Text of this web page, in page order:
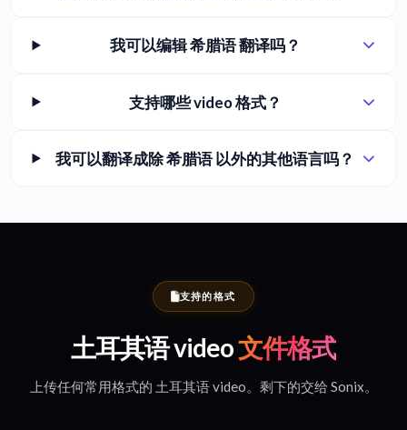
我可以编辑 希腊语 翻译吗？
支持哪些 video 格式？
我可以翻译成除 希腊语 以外的其他语言吗？
支持的格式
土耳其语 video文件格式
上传任何常用格式的 土耳其语 video。剩下的交给 Sonix。